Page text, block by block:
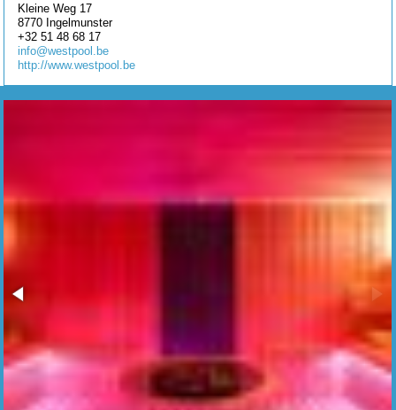
Kleine Weg 17
8770 Ingelmunster
+32 51 48 68 17
info@westpool.be
http://www.westpool.be